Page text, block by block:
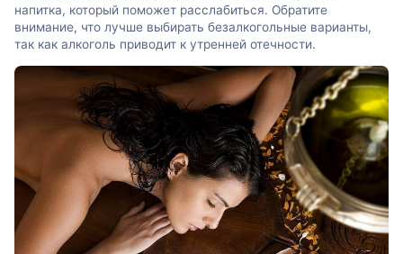
напитка, который поможет расслабиться. Обратите
внимание, что лучше выбирать безалкогольные варианты,
так как алкоголь приводит к утренней отечности.